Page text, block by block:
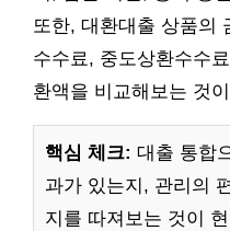
또한, 대환대출 상품의
수수료, 중도상환수수
환액을 비교해보는 것
핵심 체크: 대출 통합
과가 있는지, 관리의
지를 따져보는 것이